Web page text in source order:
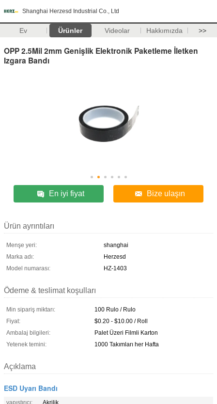
Shanghai Herzesd Industrial Co., Ltd
Ev Ürünler Videolar Hakkımızda >>
OPP 2.5Mil 2mm Genişlik Elektronik Paketleme İletken
Izgara Bandı
En iyi fiyat Bize ulaşın
Ürün ayrıntıları
Menşe yeri:
shanghai
Marka adı:
Herzesd
Model numarası:
HZ-1403
Ödeme & teslimat koşulları
Min sipariş miktarı:
100 Rulo / Rulo
Fiyat:
$0.20 - $10.00 / Roll
Ambalaj bilgileri:
Palet Üzeri Filmli Karton
Yetenek temini:
1000 Takımları her Hafta
Açıklama
ESD Uyarı Bandı
yapıştırıcı:
Akrilik